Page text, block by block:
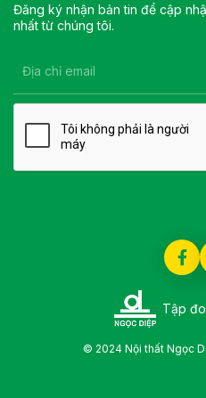
Đăng ký nhận bản tin để cập
nhất từ chúng tôi.
Tập
© 2024 Nội thất Ngọc